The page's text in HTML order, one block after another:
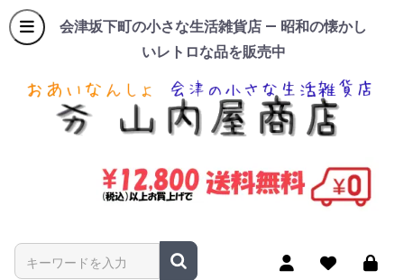
会津坂下町の小さな生活雑貨店 — 昭和の懐かし
いレトロな品を販売中
商品名やキーワードを入力